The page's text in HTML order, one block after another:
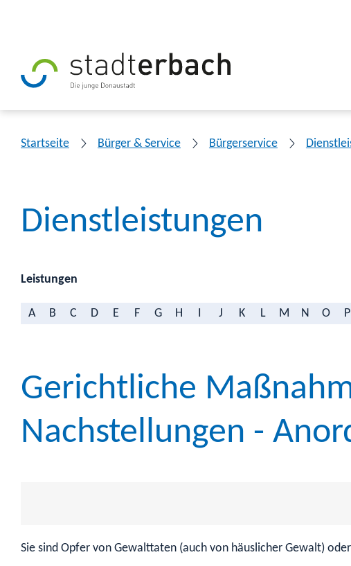
Startseite Bürger & Service Bürgerservice
Dienstleistungen
Leistungen
A B C D E F G H J K L M N O P
Gerichtliche
Nachstellungen -
Sie sind Opfer von Gewalttaten (auch von häuslicher Gewalt)